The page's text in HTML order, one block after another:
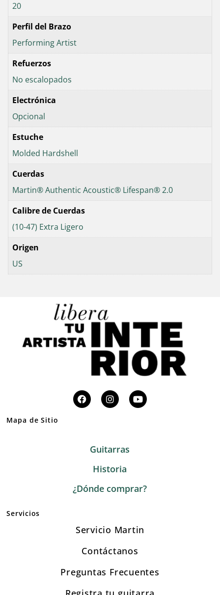
20
Perfil del Brazo
Performing Artist
Refuerzos
No escalopados
Electrónica
Opcional
Estuche
Molded Hardshell
Cuerdas
Martin® Authentic Acoustic® Lifespan® 2.0
Calibre de Cuerdas
(10-47) Extra Ligero
Origen
US
Mapa de Sitio
Guitarras
Historia
¿Dónde comprar?
Servicios
Servicio Martin
Contáctanos
Preguntas Frecuentes